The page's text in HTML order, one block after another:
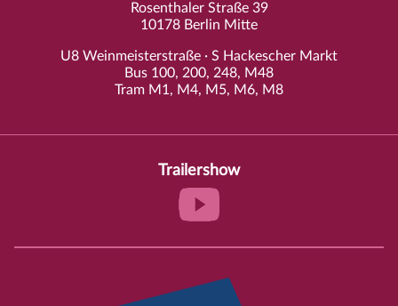
Rosenthaler Straße 39
10178 Berlin Mitte
U8 Weinmeisterstraße · S Hackescher Markt
Bus 100, 200, 248, M48
Tram M1, M4, M5, M6, M8
Trailershow